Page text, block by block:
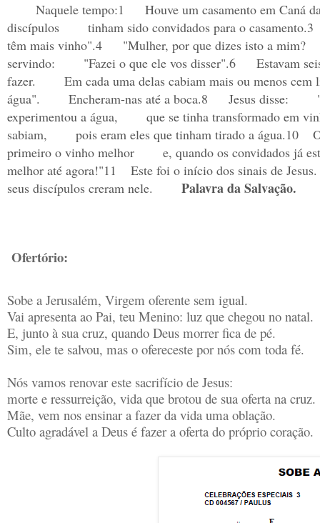
Naquele tempo:1
Houve um casamento em Caná
discípulos
tinham sido convidados para o casamento.3
têm mais vinho".4
"Mulher, por que dizes isto a mim?
servindo:
"Fazei o que ele vos disser".6
Estavam
fazer.
Em cada uma delas cabiam mais ou menos cem
água".
Encheram-nas até a boca.8 Jesus disse:
experimentou a água,
que se tinha transformado em
sabiam,
pois eram eles que tinham tirado a água.10
primeiro o vinho melhor
e, quando os convidados já
melhor até agora!"11
Este foi o início dos sinais de Jesus.
seus discípulos creram nele.
Palavra da Salvação.
Ofertório:
Sobe a Jerusalém, Virgem oferente sem igual.
Vai apresenta ao Pai, teu Menino: luz que chegou no natal.
E, junto à sua cruz, quando Deus morrer fica de pé.
Sim, ele te salvou, mas o ofereceste por nós com toda fé.
Nós vamos renovar este sacrifício de Jesus:
morte e ressurreição, vida que brotou de sua oferta na cruz.
Mãe, vem nos ensinar a fazer da vida uma oblação.
Culto agradável a Deus é fazer a oferta do próprio coração.